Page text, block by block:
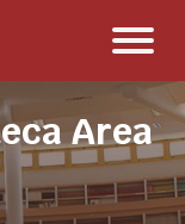
Area